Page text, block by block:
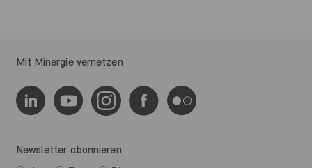
Mit Minergie vernetzen
Newsletter abonnieren